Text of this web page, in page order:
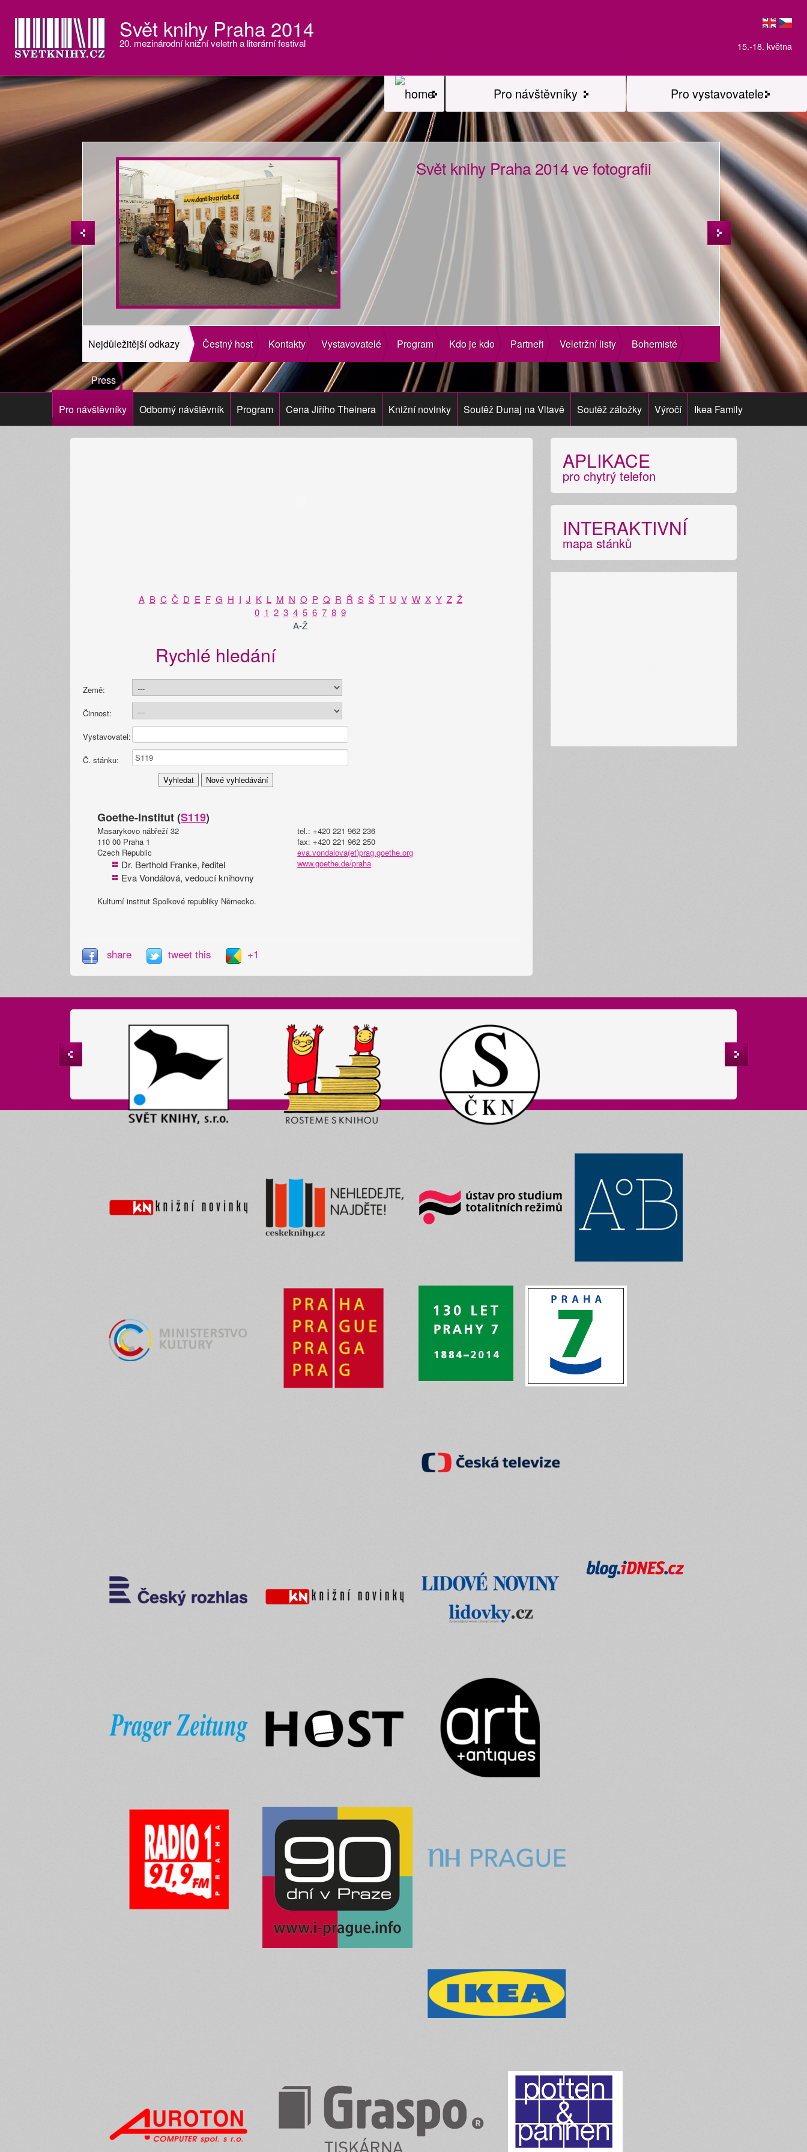
15.-18. května
Svět knihy Praha 2014
20. mezinárodní knižní veletrh a literární festival
Pro vystavovatele
Pro návštěvníky
Svět knihy Praha 2014 ve fotografii
Nejdůležitější odkazy Čestný host Kontakty Vystavovatelé Program Kdo je kdo Partneři Veletržní listy Bohemisté
Press
Pro návštěvníky Odborný návštěvník Program Cena Jiřího Theinera Knižní novinky Soutěž Dunaj na Vltavě Soutěž záložky Výročí Ikea Family
A B C Č D E F G H I J K L M N O P Q R Ř S Š T U V W X Y Z Ž
0 1 2 3 4 5 6 7 8 9
A-Ž
Rychlé hledání
Země:
Činnost:
Vystavovatel:
Č. stánku:
Goethe-Institut (S119)
Masarykovo nábřeží 32
110 00 Praha 1
Czech Republic
Dr. Berthold Franke, ředitel
Eva Vondálová, vedoucí knihovny
tel.: +420 221 962 236
fax: +420 221 962 250
eva.vondalova(et)prag.goethe.org
www.goethe.de/praha
Kulturní institut Spolkové republiky Německo.
share tweet this +1
APLIKACE
pro chytrý telefon
INTERAKTIVNÍ
mapa stánků